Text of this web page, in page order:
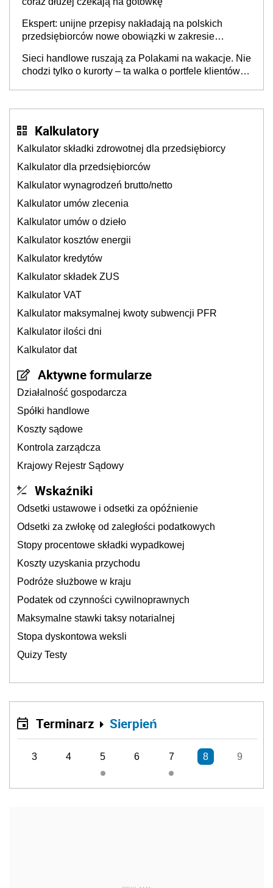
Ekspert: unijne przepisy nakładają na polskich
przedsiębiorców nowe obowiązki w zakresie
Sieci handlowe ruszają za Polakami na wakacje. Nie
chodzi tylko o kurorty – ta walka o portfele klientów
Kalkulatory
Kalkulator składki zdrowotnej dla przedsiębiorcy
Kalkulator dla przedsiębiorców
Kalkulator wynagrodzeń brutto/netto
Kalkulator umów zlecenia
Kalkulator umów o dzieło
Kalkulator kosztów energii
Kalkulator kredytów
Kalkulator składek ZUS
Kalkulator VAT
Kalkulator maksymalnej kwoty subwencji PFR
Kalkulator ilości dni
Kalkulator dat
Aktywne formularze
Działalność gospodarcza
Spółki handlowe
Koszty sądowe
Kontrola zarządcza
Krajowy Rejestr Sądowy
Wskaźniki
Odsetki ustawowe i odsetki za opóźnienie
Odsetki za zwłokę od zaległości podatkowych
Stopy procentowe składki wypadkowej
Koszty uzyskania przychodu
Podróże służbowe w kraju
Podatek od czynności cywilnoprawnych
Maksymalne stawki taksy notarialnej
Stopa dyskontowa weksli
Quizy Testy
Terminarz Sierpień
3 4 5 6 7 8 9